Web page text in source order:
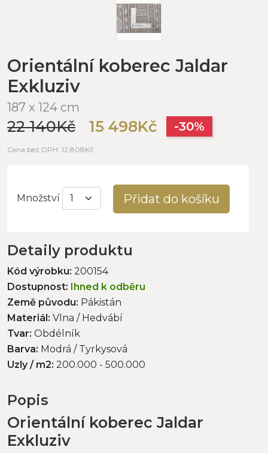
Orientální koberec Jaldar
Exkluziv
187 x 124 cm
22 140Kč 15 498Kč -30%
Cena bez DPH: 12 808Kč
Množství Přidat do košíku
Detaily produktu
Kód výrobku: 200154
Dostupnost: Ihned k odběru
Země původu: Pákistán
Materiál: Vlna / Hedvábí
Tvar: Obdélník
Barva: Modrá / Tyrkysová
Uzly / m2: 200.000 - 500.000
Popis
Orientální koberec Jaldar
Exkluziv